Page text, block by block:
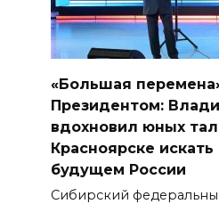
«Большая
Президентом:
вдохновил юных
Красноярске
будущем России
Сибирский